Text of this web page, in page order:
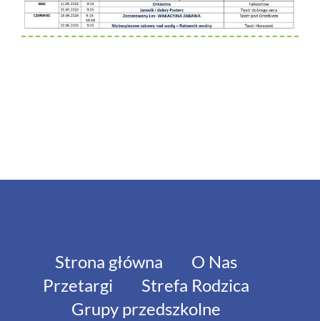
Strona główna
O Nas
Przetargi
Strefa Rodzica
Grupy przedszkolne